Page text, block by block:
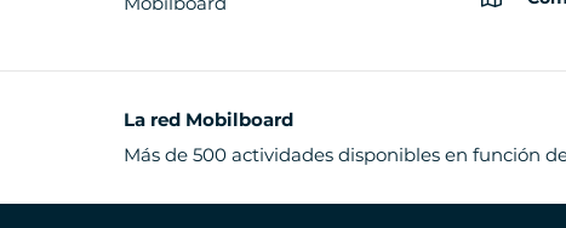
La red Mobilboard
Más de 500 actividades disponibles en función